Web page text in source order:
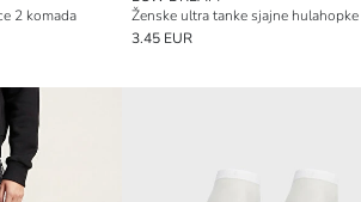
2 komada
Ženske ultra tanke sjajne
3.45 EUR